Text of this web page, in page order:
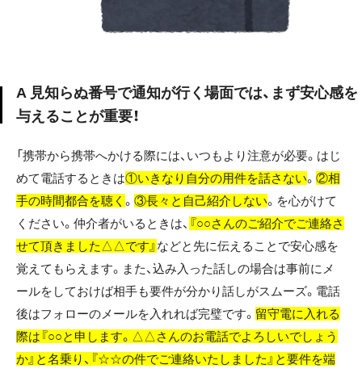
A 見知らぬ番号で通知が行く場面では、まず安心感を
与えることが重要！
「携帯から携帯へかける際には、いつもより注意が必要。はじ
めて電話するときは①いきなり自分の用件を話さない。 ②相
手の時間都合を聴く 。 ③長々と自己紹介しない。を心がけて
ください。仲介者がいるときは、 『○○さんのご紹介でご連絡さ
せて頂きました△△です』 などと先に伝えることで安心感を
覚えてもらえます。また、込み入った話しの場合は事前にメ
ールをしておけば相手も要件が分かり話しがスムーズ。電話
後はフォローのメールを入れれば完璧です。 留守電に入れる
際は『○○と申します。△△さんのお電話でよろしいでしょう
か』と名乗り、『☆☆の件でご連絡いたしました』と要件を端